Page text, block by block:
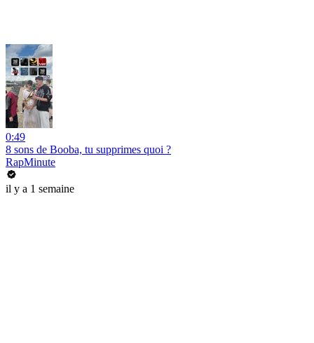
0:49
8 sons de Booba, tu supprimes quoi ?
RapMinute
il y a 1 semaine